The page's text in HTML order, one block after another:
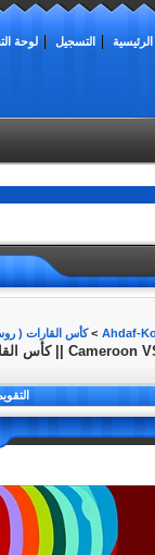
الرئيسية التسجيل لوحة
>كأس القارات ( روسيا